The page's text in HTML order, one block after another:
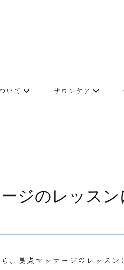
いて サロンケア
ジのレッス
、美点マッサージのレッスン